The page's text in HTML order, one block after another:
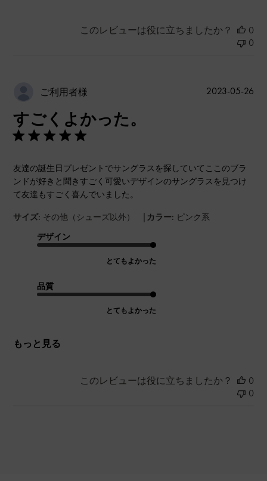
このレビューは役に立ちましたか？
0
0
ご利用者様
すごくよかった。
友達の誕生日プレゼントでサングラスを探していてここのブラ
ンドが好きと聞きすごく可愛いデザインのサングラスを見つけ
て友達もすごく喜んでいました。
サイズ: その他（シューズ以外） | カラー: ピンク系
デザイン
とてもよかった
品質
とてもよかった
もっと見る
公
2023-05-26
このレビューは役に立ちましたか？
0
0